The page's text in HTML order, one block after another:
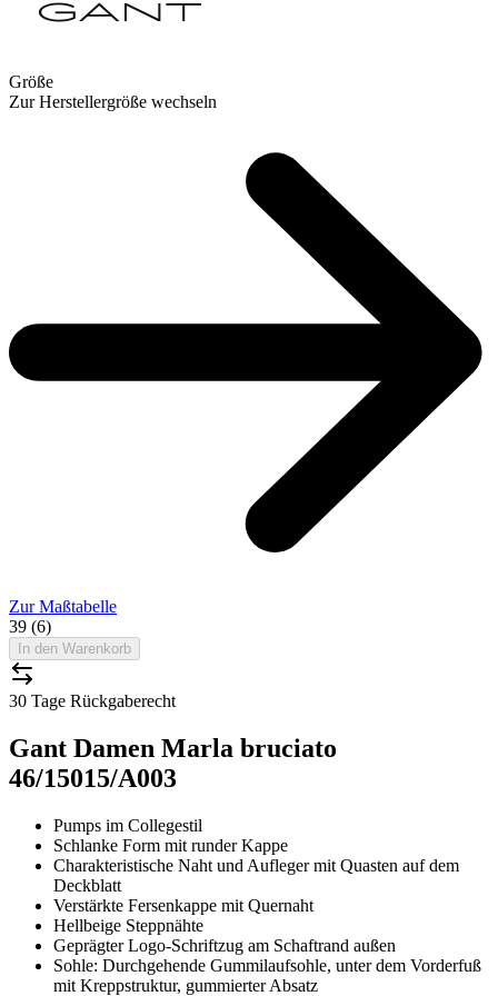
Größe
Zur Herstellergröße wechseln
Zur Maßtabelle
39 (6)
In den Warenkorb
30 Tage Rückgaberecht
Gant Damen Marla bruciato
46/15015/A003
Pumps im Collegestil
Schlanke Form mit runder Kappe
Charakteristische Naht und Aufleger mit Quasten auf dem
Deckblatt
Verstärkte Fersenkappe mit Quernaht
Hellbeige Steppnähte
Geprägter Logo-Schriftzug am Schaftrand außen
Sohle: Durchgehende Gummilaufsohle, unter dem Vorderfuß
mit Kreppstruktur, gummierter Absatz